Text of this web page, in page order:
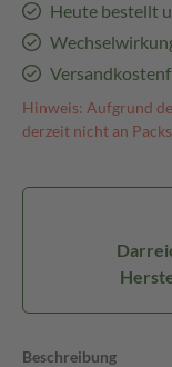
Heute bestellt
Hinweis: Aufgrund
derzeit nicht an
Beschreibung